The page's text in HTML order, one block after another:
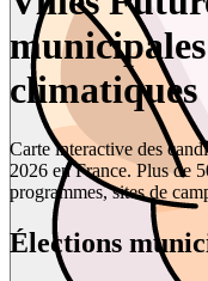
climatiques
Carte interactive des
2026 en France. Plus de
programmes, sites de
Élections